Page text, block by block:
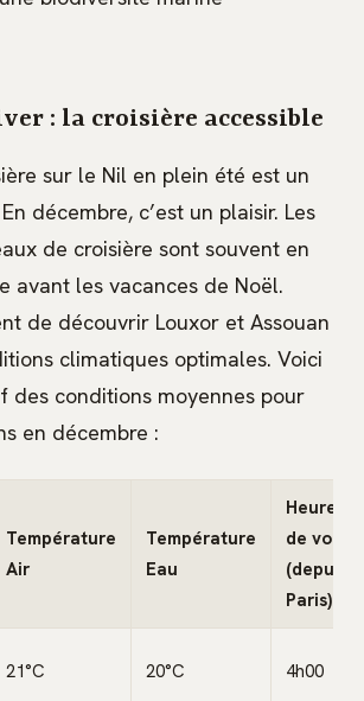
: la croisière accessible
sur le Nil en plein été est un
décembre, c’est un plaisir. Les
de croisière sont souvent en
avant les vacances de Noël.
de découvrir Louxor et Assouan
climatiques optimales. Voici
des conditions moyennes pour
en décembre :
Température
Air
Température
Eau
Heures
de vol
(depuis
Paris)
21°C 20°C 4h00